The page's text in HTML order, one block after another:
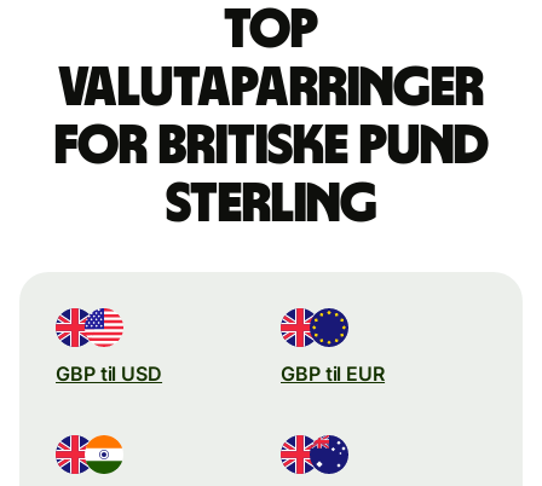
Top
valutaparringer
for britiske pund
sterling
GBP til USD GBP til EUR